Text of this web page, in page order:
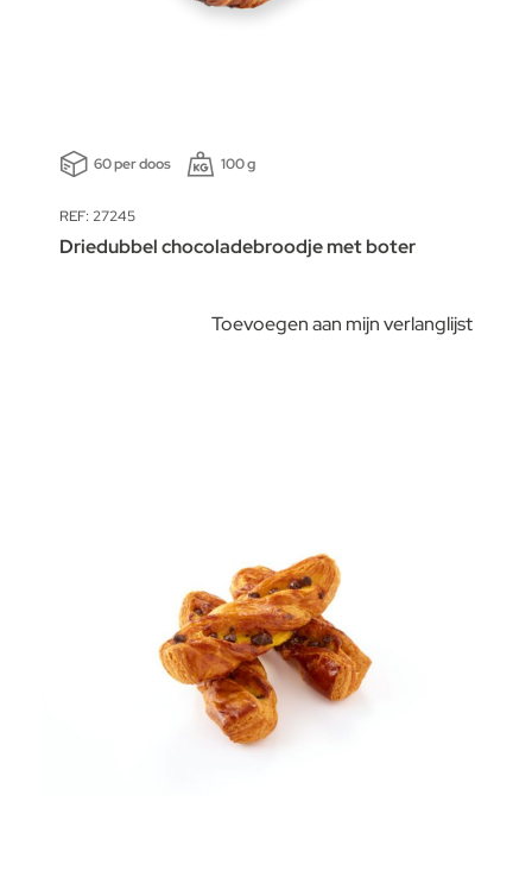
60 per doos 100 g
REF: 27245
Driedubbel chocoladebroodje met boter
Toevoegen aan mijn verlanglijst